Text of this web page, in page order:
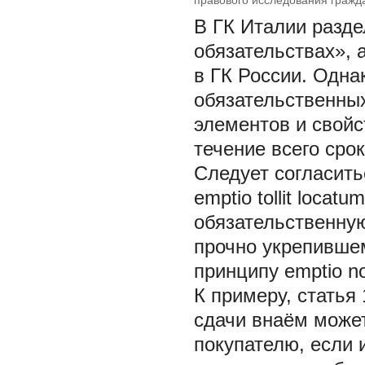
В ГК Италии
обязательствах»,
в ГК России.
элементов и
течение всего
Следует
emptio tollit
прочно
принципу emptio
К примеру,
сдачи внаём
покупателю, если